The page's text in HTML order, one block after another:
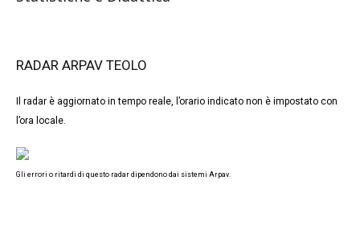
RADAR ARPAV TEOLO
Il radar è aggiornato in tempo reale, l’orario indicato non è impostato con
l’ora locale.
Gli errori o ritardi di questo radar dipendono dai sistemi Arpav.